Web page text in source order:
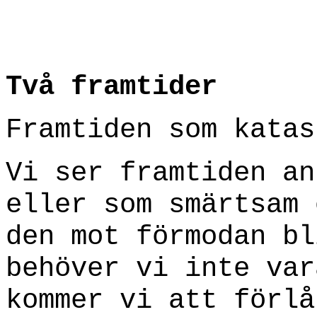
Två framtider
Framtiden som
Vi ser framtiden
eller som
den mot förmodan
behöver vi inte
kommer vi att